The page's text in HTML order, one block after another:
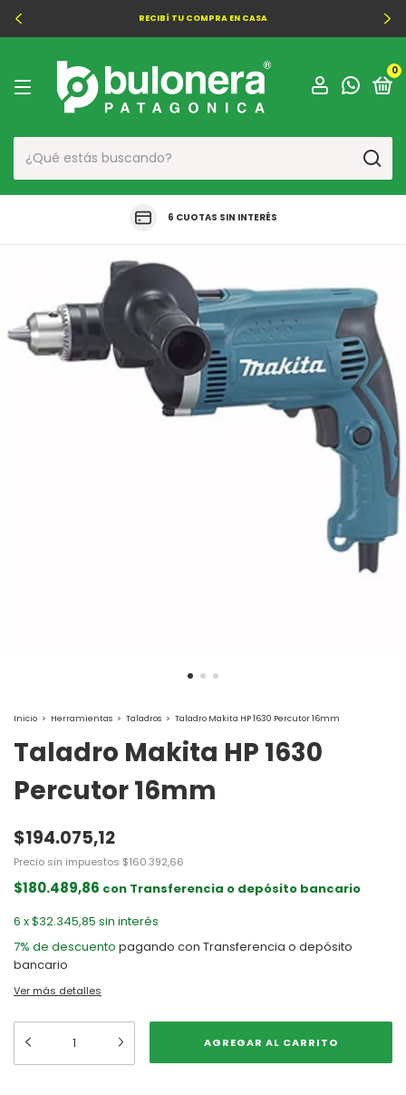
RECIBÍ TU COMPRA EN CASA
0
6 CUOTAS SIN INTERÉS
Inicio > Herramientas > Taladros > Taladro Makita HP 1630 Percutor 16mm
Taladro Makita HP 1630
Percutor 16mm
$194.075,12
Precio sin impuestos $160.392,66
$180.489,86 con Transferencia o depósito bancario
6 x$32.345,85 sin interés
7% de descuento pagando con Transferencia o depósito
bancario
Ver más detalles